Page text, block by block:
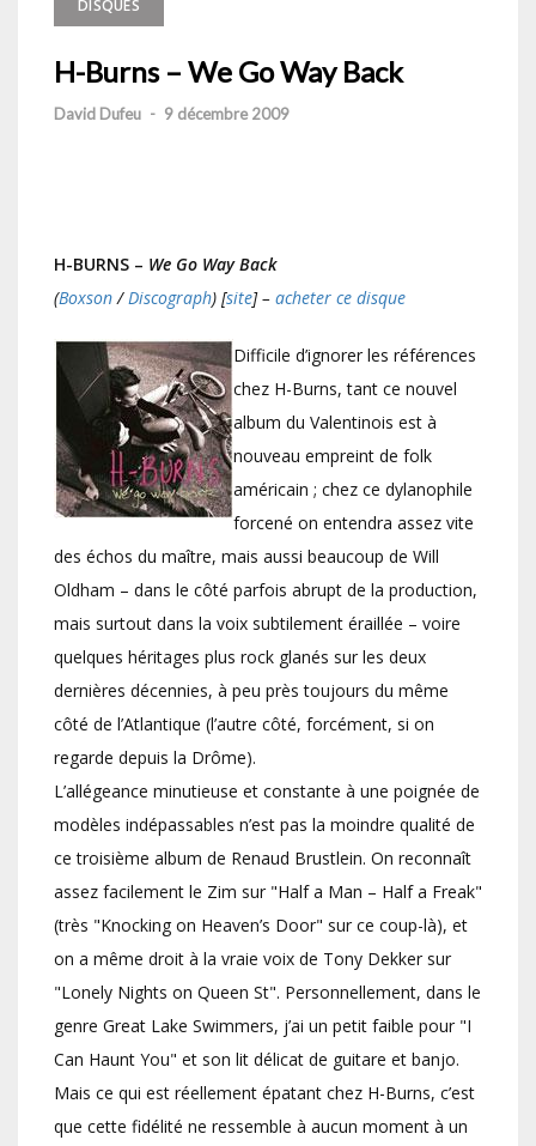
DISQUES
H-Burns – We Go Way Back
David Dufeu - 9 décembre 2009
H-BURNS – We Go Way Back
(Boxson/Discograph) [site] – acheter ce disque
Difficile d’ignorer les références
chez H-Burns, tant ce nouvel
album du Valentinois est à
nouveau empreint de folk
américain ; chez ce dylanophile
forcené on entendra assez vite
des échos du maître, mais aussi beaucoup de Will
Oldham – dans le côté parfois abrupt de la production,
mais surtout dans la voix subtilement éraillée – voire
quelques héritages plus rock glanés sur les deux
dernières décennies, à peu près toujours du même
côté de l’Atlantique (l’autre côté, forcément, si on
regarde depuis la Drôme).
L’allégeance minutieuse et constante à une poignée de
modèles indépassables n’est pas la moindre qualité de
ce troisième album de Renaud Brustlein. On reconnaît
assez facilement le Zim sur "Half a Man – Half a Freak"
(très "Knocking on Heaven’s Door" sur ce coup-là), et
on a même droit à la vraie voix de Tony Dekker sur
"Lonely Nights on Queen St". Personnellement, dans le
genre Great Lake Swimmers, j’ai un petit faible pour "I
Can Haunt You" et son lit délicat de guitare et banjo.
Mais ce qui est réellement épatant chez H-Burns, c’est
que cette fidélité ne ressemble à aucun moment à un